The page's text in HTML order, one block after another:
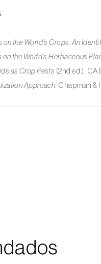
on the World’s Crops: An
on the World’s Herbaceous
as Crop Pests (2nd ed.).
Approach . Chapman &